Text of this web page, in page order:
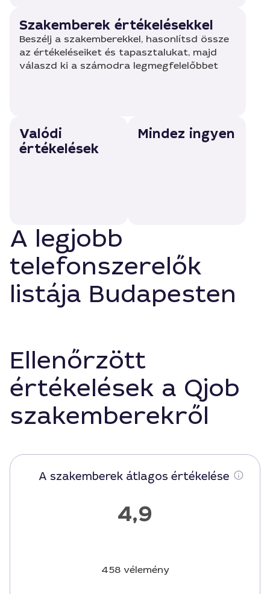
Szakemberek értékelésekkel
Beszélj a szakemberekkel, hasonlítsd össze
az értékeléseiket és tapasztalukat, majd
válaszd ki a számodra legmegfelelőbbet
Valódi
értékelések
Mindez ingyen
A legjobb
telefonszerelők
listája Budapesten
Ellenőrzött
értékelések a Qjob
szakemberekről
A szakemberek átlagos értékelése
4,9
458 vélemény